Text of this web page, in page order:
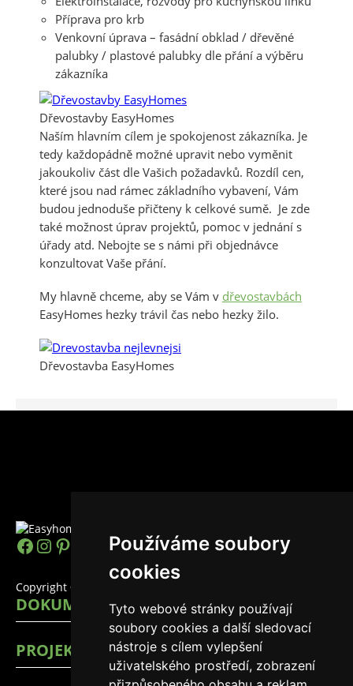
Používáme soubory
cookies
Tyto webové stránky používají
soubory cookies a další sledovací
nástroje s cílem vylepšení
uživatelského prostředí, zobrazení
Příprava pro krb
Venkovní úprava – fasádní obklad / dřevěné
palubky / plastové palubky dle přání a výběru
zákazníka
Dřevostavby EasyHomes
Naším hlavním cílem je spokojenost zákazníka. Je
tedy každopádně možné upravit nebo vyměnit
jakoukoliv část dle Vašich požadavků. Rozdíl cen,
které jsou nad rámec základního vybavení, Vám
budou jednoduše přičteny k celkové sumě. Je zde
také možnost úprav projektů, pomoc v jednání s
úřady atd. Nebojte se s námi při objednávce
konzultovat Vaše přání.
My hlavně chceme, aby se Vám v dřevostavbách
EasyHomes hezky trávil čas nebo hezky žilo.
Dřevostavba EasyHomes
https://www.facebook.com/
Instagram
Pinterest
YouTube
LinkedIn
TikTok
Copyright © 2026 EasyHomes
DOKUMENTY
PROJEKTY